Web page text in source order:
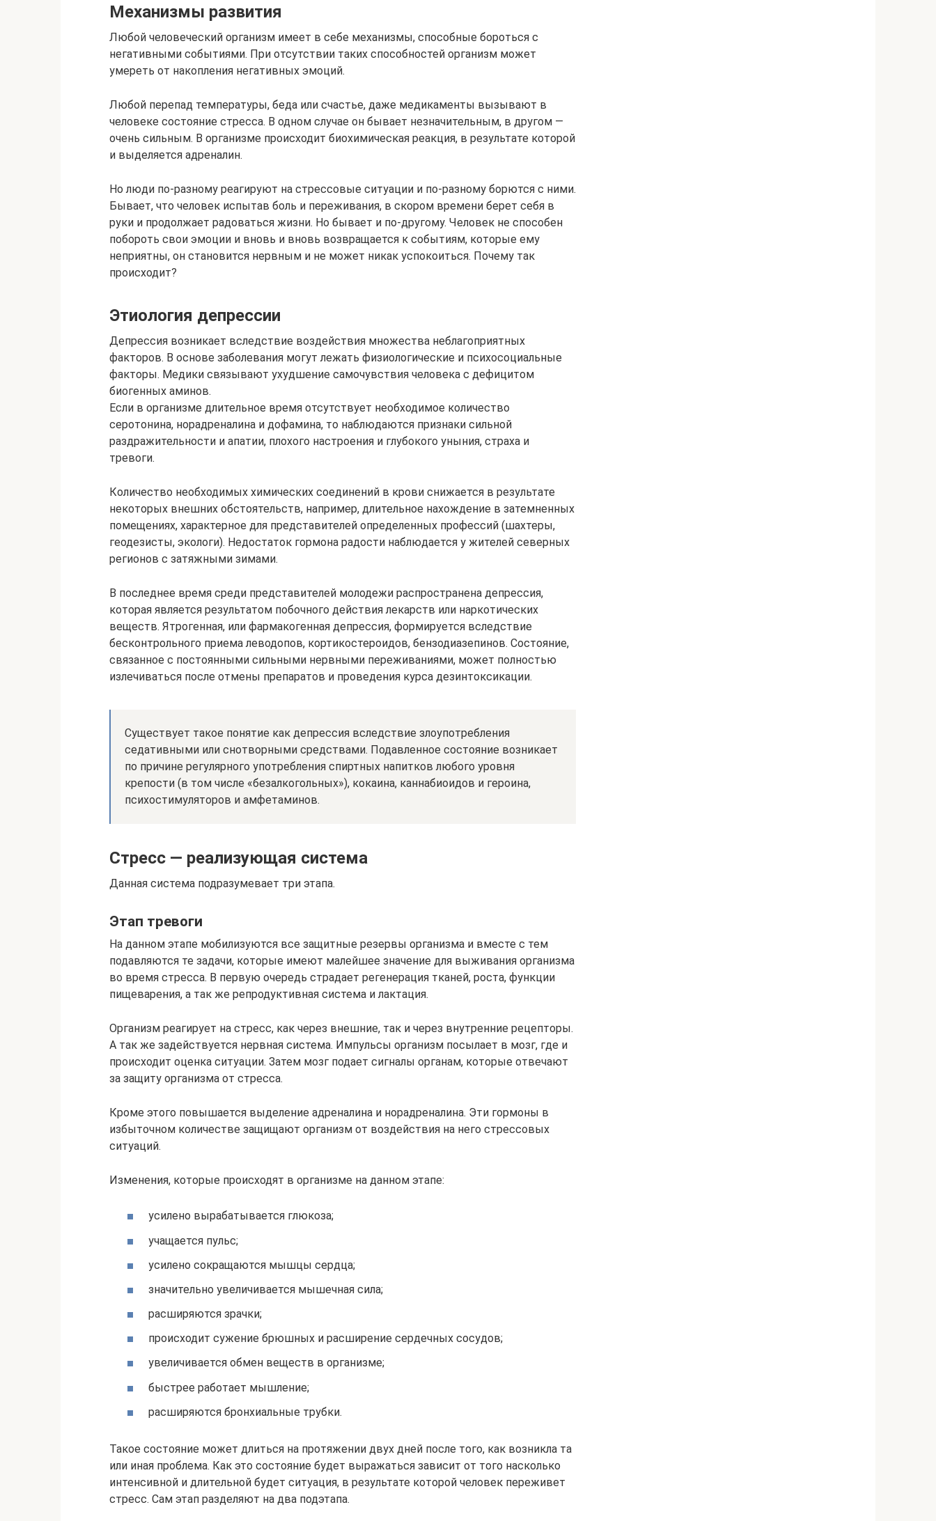
Механизмы развития
Любой человеческий организм имеет в себе механизмы, способные бороться с
негативными событиями. При отсутствии таких способностей организм может
умереть от накопления негативных эмоций.
Любой перепад температуры, беда или счастье, даже медикаменты вызывают в
человеке состояние стресса. В одном случае он бывает незначительным, в другом —
очень сильным. В организме происходит биохимическая реакция, в результате которой
и выделяется адреналин.
Но люди по-разному реагируют на стрессовые ситуации и по-разному борются с ними.
Бывает, что человек испытав боль и переживания, в скором времени берет себя в
руки и продолжает радоваться жизни. Но бывает и по-другому. Человек не способен
побороть свои эмоции и вновь и вновь возвращается к событиям, которые ему
неприятны, он становится нервным и не может никак успокоиться. Почему так
происходит?
Этиология депрессии
Депрессия возникает вследствие воздействия множества неблагоприятных
факторов. В основе заболевания могут лежать физиологические и психосоциальные
факторы. Медики связывают ухудшение самочувствия человека с дефицитом
биогенных аминов.
Если в организме длительное время отсутствует необходимое количество
серотонина, норадреналина и дофамина, то наблюдаются признаки сильной
раздражительности и апатии, плохого настроения и глубокого уныния, страха и
тревоги.
Количество необходимых химических соединений в крови снижается в результате
некоторых внешних обстоятельств, например, длительное нахождение в затемненных
помещениях, характерное для представителей определенных профессий (шахтеры,
геодезисты, экологи). Недостаток гормона радости наблюдается у жителей северных
регионов с затяжными зимами.
В последнее время среди представителей молодежи распространена депрессия,
которая является результатом побочного действия лекарств или наркотических
веществ. Ятрогенная, или фармакогенная депрессия, формируется вследствие
бесконтрольного приема леводопов, кортикостероидов, бензодиазепинов. Состояние,
связанное с постоянными сильными нервными переживаниями, может полностью
излечиваться после отмены препаратов и проведения курса дезинтоксикации.
Существует такое понятие как депрессия вследствие злоупотребления
седативными или снотворными средствами. Подавленное состояние возникает
по причине регулярного употребления спиртных напитков любого уровня
крепости (в том числе «безалкогольных»), кокаина, каннабиоидов и героина,
психостимуляторов и амфетаминов.
Стресс — реализующая система
Данная система подразумевает три этапа.
Этап тревоги
На данном этапе мобилизуются все защитные резервы организма и вместе с тем
подавляются те задачи, которые имеют малейшее значение для выживания организма
во время стресса. В первую очередь страдает регенерация тканей, роста, функции
пищеварения, а так же репродуктивная система и лактация.
Организм реагирует на стресс, как через внешние, так и через внутренние рецепторы.
А так же задействуется нервная система. Импульсы организм посылает в мозг, где и
происходит оценка ситуации. Затем мозг подает сигналы органам, которые отвечают
за защиту организма от стресса.
Кроме этого повышается выделение адреналина и норадреналина. Эти гормоны в
избыточном количестве защищают организм от воздействия на него стрессовых
ситуаций.
Изменения, которые происходят в организме на данном этапе:
усилено вырабатывается глюкоза;
учащается пульс;
усилено сокращаются мышцы сердца;
значительно увеличивается мышечная сила;
расширяются зрачки;
происходит сужение брюшных и расширение сердечных сосудов;
увеличивается обмен веществ в организме;
быстрее работает мышление;
расширяются бронхиальные трубки.
Такое состояние может длиться на протяжении двух дней после того, как возникла та
или иная проблема. Как это состояние будет выражаться зависит от того насколько
интенсивной и длительной будет ситуация, в результате которой человек переживет
стресс. Сам этап разделяют на два подэтапа.